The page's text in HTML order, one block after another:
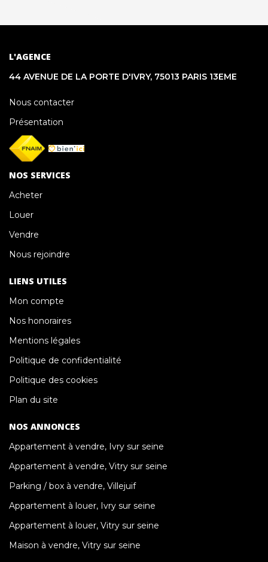
L'AGENCE
44 AVENUE DE LA PORTE D'IVRY, 75013 PARIS 13EME
Nous contacter
Présentation
NOS SERVICES
Acheter
Louer
Vendre
Nous rejoindre
LIENS UTILES
Mon compte
Nos honoraires
Mentions légales
Politique de confidentialité
Politique des cookies
Plan du site
NOS ANNONCES
Appartement à vendre, Ivry sur seine
Appartement à vendre, Vitry sur seine
Parking / box à vendre, Villejuif
Appartement à louer, Ivry sur seine
Appartement à louer, Vitry sur seine
Maison à vendre, Vitry sur seine